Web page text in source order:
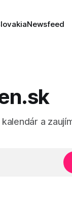
Newsfeed
a